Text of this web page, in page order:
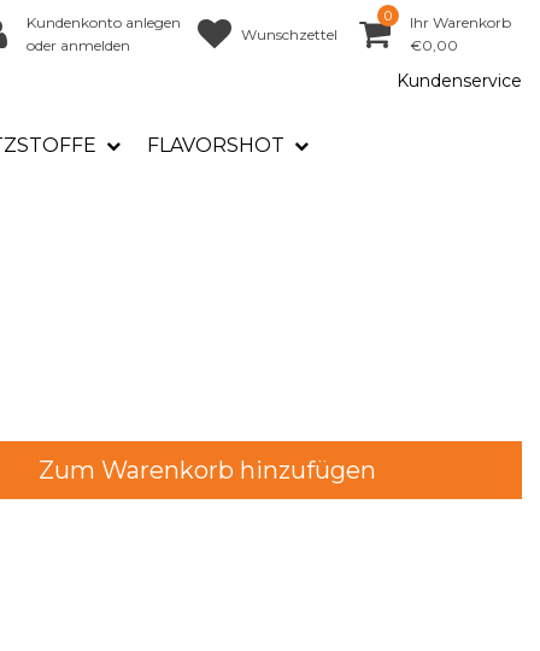
Kundenkonto anlegen
oder anmelden
Wunschzettel
0
Ihr Warenkorb
€0,00
Kundenservice
FLAVORSHOT
Zum Warenkorb hinzufügen